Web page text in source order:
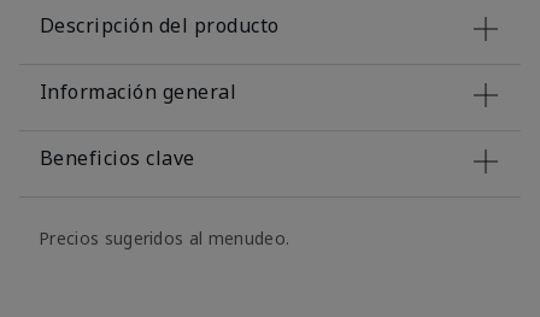
Descripción del producto
Información general
Beneficios clave
Precios sugeridos al menudeo.